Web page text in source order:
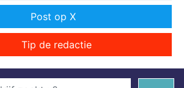
Post op X
Tip de redactie